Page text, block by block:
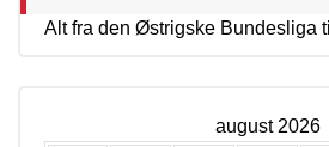
Alt fra den Østrigske Bundesliga
august 2026